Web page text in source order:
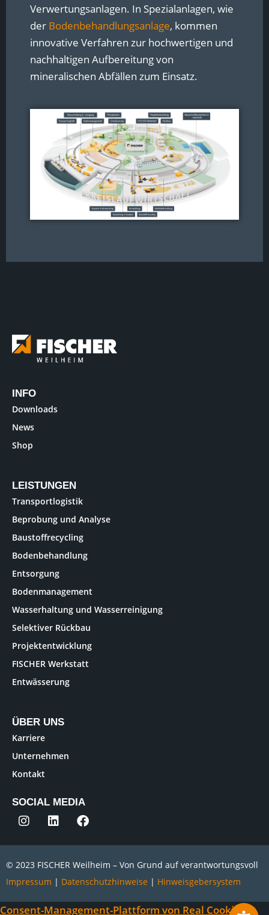
Verwertungsanlagen. In Spezialanlagen, wie
der Bodenbehandlungsanlage, kommen
innovative Verfahren zur hochwertigen und
nachhaltigen Aufbereitung von
mineralischen Abfällen zum Einsatz.
INFO
Downloads
News
Shop
LEISTUNGEN
Transportlogistik
Beprobung und Analyse
Baustoffrecycling
Bodenbehandlung
Entsorgung
Bodenmanagement
Wasserhaltung und Wasserreinigung
Selektiver Rückbau
Projektentwicklung
FISCHER Werkstatt
Entwässerung
ÜBER UNS
Karriere
Unternehmen
Kontakt
SOCIAL MEDIA
© 2023 FISCHER Weilheim – Von Grund auf verantwortungsvoll
Impressum | Datenschutzhinweise | Hinweisgebersystem
Consent-Management-Plattform von Real Cookie